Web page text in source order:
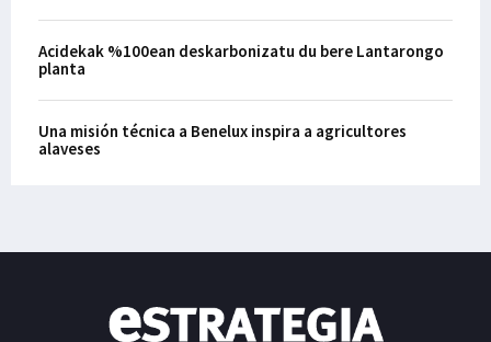
Acidekak %100ean deskarbonizatu du bere Lantarongo
planta
Una misión técnica a Benelux inspira a agricultores
alaveses